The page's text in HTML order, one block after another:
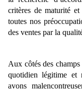
critères de maturité
toutes nos
des ventes par la
Aux côtés des
quotidien légitime et
avons